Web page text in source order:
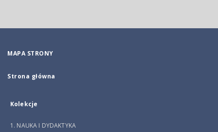
MAPA STRONY
Strona główna
Kolekcje
1. NAUKA I DYDAKTYKA